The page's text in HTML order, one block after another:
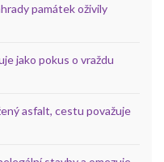
památek oživily
jako pokus o vraždu
asfalt, cestu považuje